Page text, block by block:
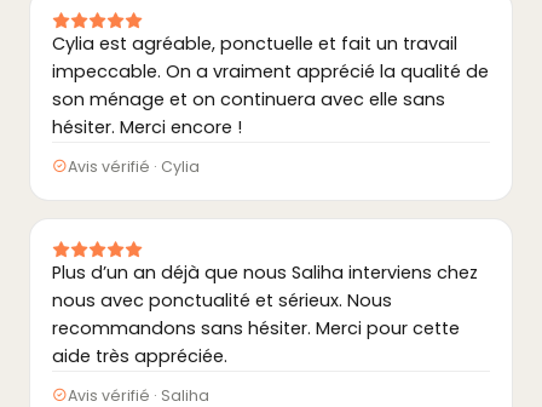
Cylia est agréable, ponctuelle et fait un travail
impeccable. On a vraiment apprécié la qualité de
son ménage et on continuera avec elle sans
hésiter. Merci encore !
Avis vérifié · Cylia
Plus d’un an déjà que nous Saliha interviens chez
nous avec ponctualité et sérieux. Nous
recommandons sans hésiter. Merci pour cette
aide très appréciée.
Avis vérifié · Saliha